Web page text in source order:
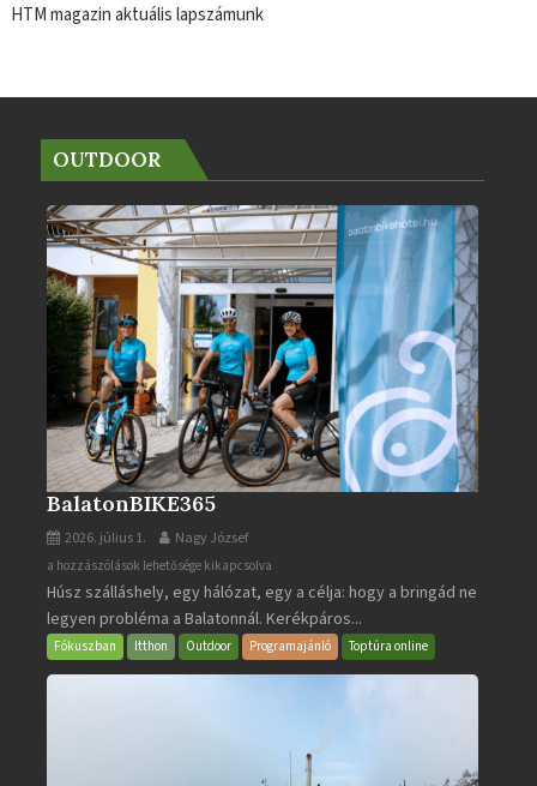
HTM magazin aktuális lapszámunk
OUTDOOR
BalatonBIKE365
2026. július 1. Nagy József
BalatonBIKE365
bejegyzéshez
a hozzászólások lehetősége kikapcsolva
Húsz szálláshely, egy hálózat, egy a célja: hogy a bringád ne
legyen probléma a Balatonnál. Kerékpáros...
Fókuszban Itthon Outdoor Programajánló Toptúra online